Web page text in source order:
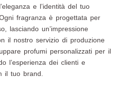
e l’identità del tuo
fragranza è progettata per
lasciando un’impressione
il nostro servizio di produzione
profumi personalizzati per il
l’esperienza dei clienti e
il tuo brand.